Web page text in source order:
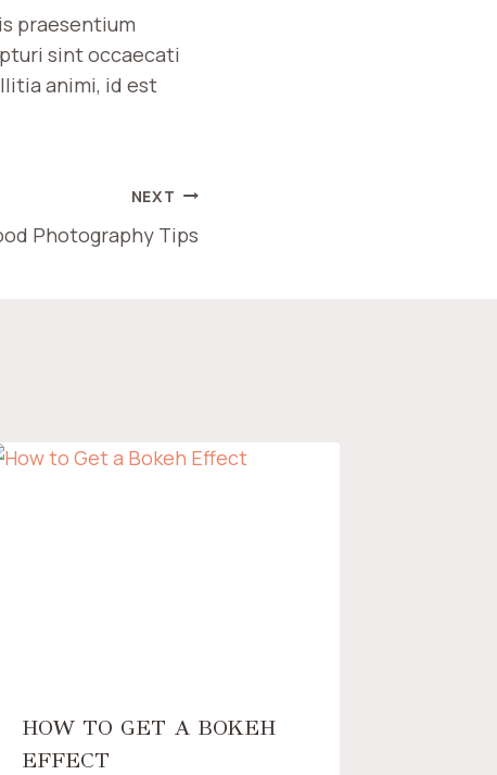
praesentium
sint occaecati
animi, id est
NEXT
Photography Tips
HOW TO GET A BOKEH
EFFECT